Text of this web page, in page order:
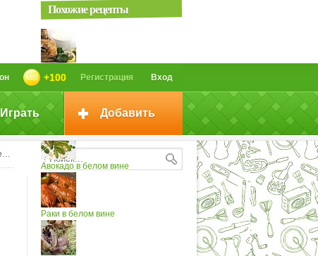
Вход
Регистрация
+100
Играть Добавить
Похожие рецепты
Гусь в белом вине
Авокадо в белом вине
Раки в белом вине